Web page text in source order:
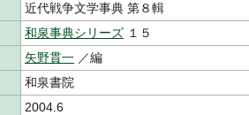
近代戦争文学事典 第８輯
和泉事典シリーズ １５
矢野貫一 ／編
和泉書院
2004.6